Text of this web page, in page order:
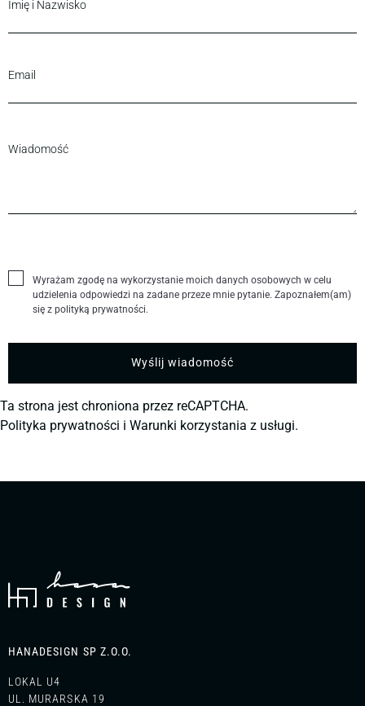
Wyrażam zgodę na wykorzystanie moich danych osobowych w celu
udzielenia odpowiedzi na zadane przeze mnie pytanie. Zapoznałem(am)
się z polityką prywatności.
Ta strona jest chroniona przez reCAPTCHA.
Polityka prywatności i Warunki korzystania z usługi.
HANADESIGN SP Z.O.O.
LOKAL U4
UL. MURARSKA 19